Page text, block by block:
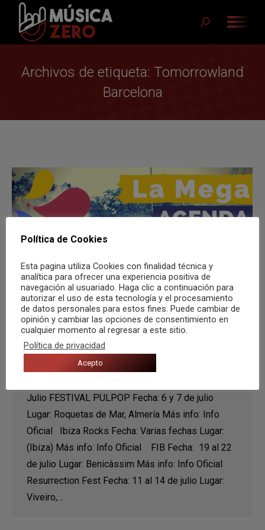
Buscar:
Archivos de etiqueta: Tomorrowland
Barcelona
MegAgenda de SuperFestivales –
Julio, Agosto y Septiembre (2020)
Agenda de festivales,
Julio FESTIVAL PULPOP Fecha: 6 y 7 de julio
Lugar: Roquetas de Mar, Almería Más info: Info
Oficial Ibiza Rocks Fecha: Varias fechas Lugar:
(Ibiza) Más info: Info Oficial FIB Fecha: 19 al 22
de julio Lugar: Benicàssim Más info: Info Oficial
Resurrection Fest Fecha: 11 al 14 de julio Lugar:
Viveiro,…
Política de Cookies
Esta pagina utiliza Cookies con finalidad técnica y
analítica para ofrecer una experiencia positiva de
navegación al usuariado. Haga clic a continuación para
autorizar el uso de esta tecnología y el procesamiento
de datos personales para estos fines. Puede cambiar de
opinión y cambiar las opciones de consentimiento en
cualquier momento al regresar a este sitio.
Política de privacidad
Acepto